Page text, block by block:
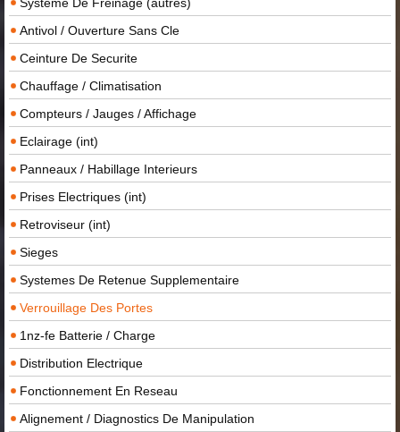
Antivol / Ouverture Sans Cle
Ceinture De Securite
Chauffage / Climatisation
Compteurs / Jauges / Affichage
Eclairage (int)
Panneaux / Habillage Interieurs
Prises Electriques (int)
Retroviseur (int)
Sieges
Systemes De Retenue Supplementaire
Verrouillage Des Portes
1nz-fe Batterie / Charge
Distribution Electrique
Fonctionnement En Reseau
Alignement / Diagnostics De Manipulation